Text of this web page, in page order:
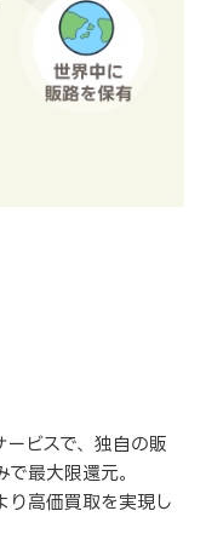
ビスで、独自の販
最大限還元。
り高価買取を実現し